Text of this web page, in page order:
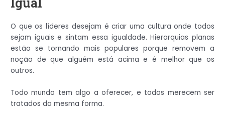
O que os líderes desejam é criar uma cultura onde todos
sejam iguais e sintam essa igualdade. Hierarquias planas
estão se tornando mais populares porque removem a
noção de que alguém está acima e é melhor que os
outros.
Todo mundo tem algo a oferecer, e todos merecem ser
tratados da mesma forma.